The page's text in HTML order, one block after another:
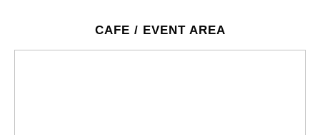
CAFE / EVENT AREA